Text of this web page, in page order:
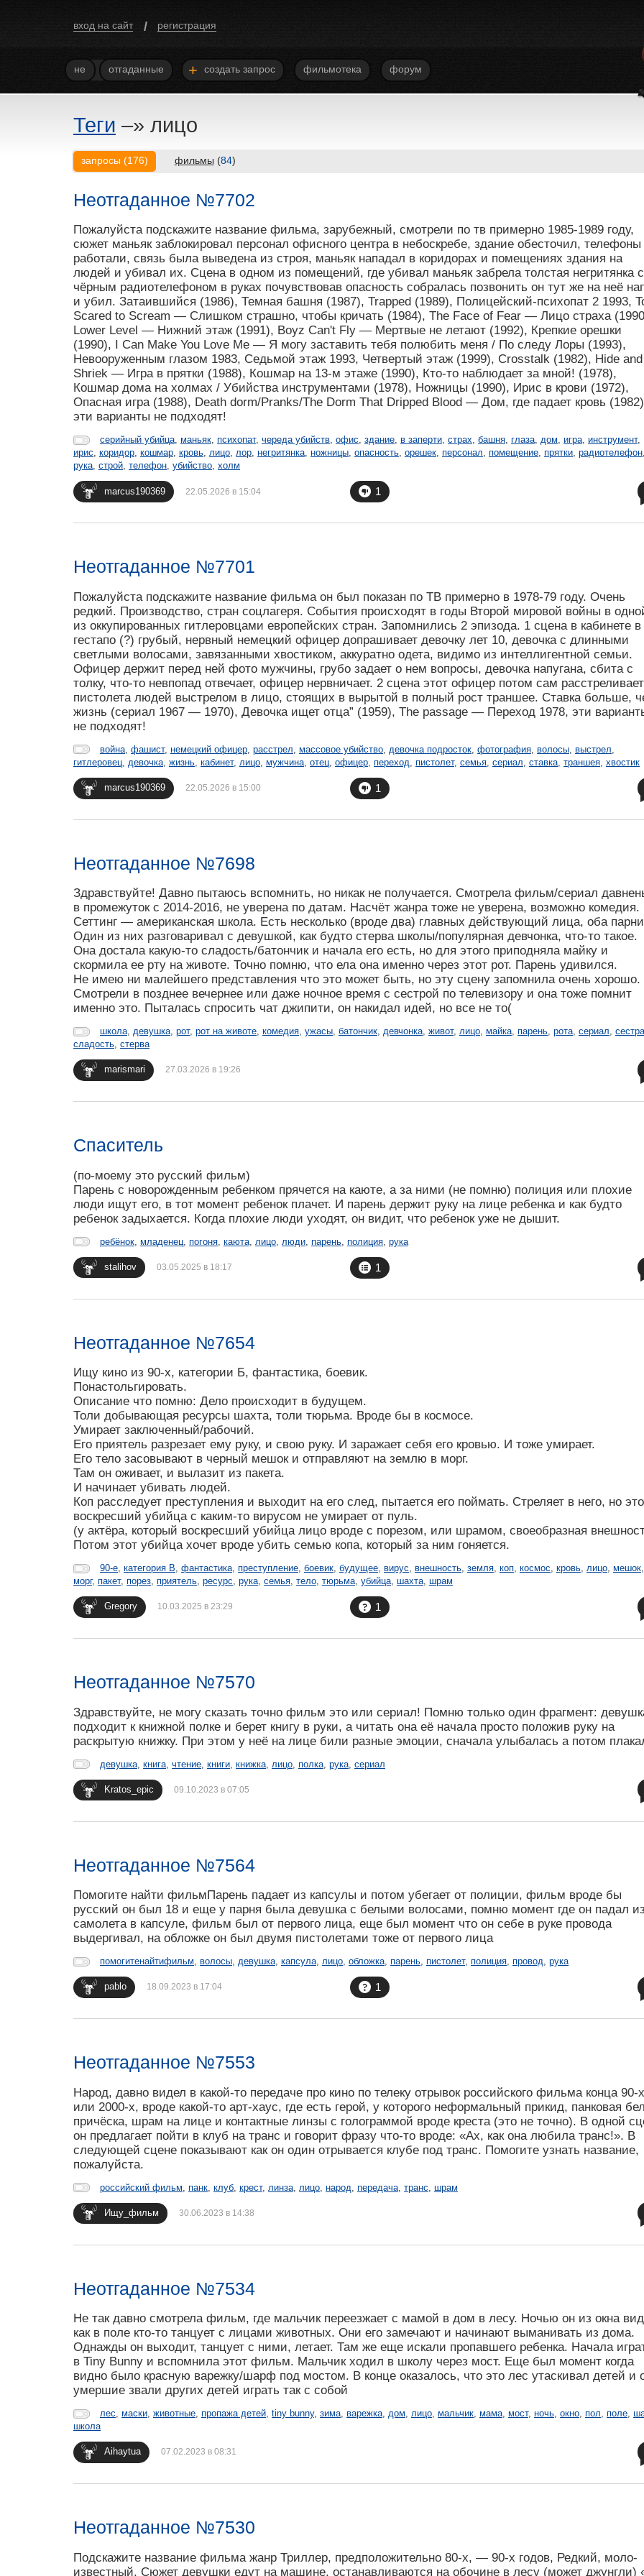
вход на сайт / регистрация
не отгаданные + создать запрос фильмотека форум
Теги –» лицо
запросы (176) фильмы (84)
Неотгаданное №7702
Пожалуйста подскажите название фильма, зарубежный, смотрели по тв примерно 1985-1989 году,
сюжет маньяк заблокировал персонал офисного центра в небоскребе, здание обесточил, телефоны
работали, связь была выведена из строя, маньяк нападал в коридорах и помещениях здания на
людей и убивал их. Сцена в одном из помещений, где убивал маньяк забрела толстая негритянка с
чёрным радиотелефоном в руках почувствовав опасность собралась позвонить он тут же на неё
и убил. Затаившийся (1986), Темная башня (1987), Trapped (1989), Полицейский-психопат 2 1993,
Scared to Scream — Слишком страшно, чтобы кричать (1984), The Face of Fear — Лицо страха
Lower Level — Нижний этаж (1991), Boyz Can't Fly — Мертвые не летают (1992), Крепкие орешки
(1990), I Can Make You Love Me — Я могу заставить тебя полюбить меня / По следу Лоры (1993),
Невооруженным глазом 1983, Седьмой этаж 1993, Четвертый этаж (1999), Crosstalk (1982), Hide
Shriek — Игра в прятки (1988), Кошмар на 13-м этаже (1990), Кто-то наблюдает за мной! (1978),
Кошмар дома на холмах / Убийства инструментами (1978), Ножницы (1990), Ирис в крови (1972),
Опасная игра (1988), Death dorm/Pranks/The Dorm That Dripped Blood — Дом, где падает кровь (1982)
эти варианты не подходят!
серийный убийца, маньяк, психопат, череда убийств, офис, здание, в заперти, страх, башня, глаза, дом, игра, инструмент,
ирис, коридор, кошмар, кровь, лицо, лор, негритянка, ножницы, опасность, орешек, персонал, помещение, прятки, радиотелефон,
рука, строй, телефон, убийство, холм
marcus190369 22.05.2026 в 15:04 1
Неотгаданное №7701
Пожалуйста подскажите название фильма он был показан по ТВ примерно в 1978-79 году. Очень
редкий. Производство, стран соцлагеря. События происходят в годы Второй мировой войны в
из оккупированных гитлеровцами европейских стран. Запомнились 2 эпизода. 1 сцена в кабинете в
гестапо (?) грубый, нервный немецкий офицер допрашивает девочку лет 10, девочка с длинными
светлыми волосами, завязанными хвостиком, аккуратно одета, видимо из интеллигентной семьи.
Офицер держит перед ней фото мужчины, грубо задает о нем вопросы, девочка напугана, сбита с
толку, что-то невпопад отвечает, офицер нервничает. 2 сцена этот офицер потом сам
пистолета людей выстрелом в лицо, стоящих в вырытой в полный рост траншее. Ставка больше,
жизнь (сериал 1967 — 1970), Девочка ищет отца” (1959), The passage — Переход 1978, эти
не подходят!
война фашист, немецкий офицер расстрел массовое убийство девочка подросток фотография волосы выстрел
гитлеровец девочка жизнь кабинет, лицо мужчина отец офицер переход пистолет, семья сериал ставка траншея хвостик
marcus190369 22.05.2026 в 15:00 1
Неотгаданное №7698
Здравствуйте! Давно пытаюсь вспомнить, но никак не получается. Смотрела фильм/сериал
в промежуток с 2014-2016, не уверена по датам. Насчёт жанра тоже не уверена, возможно комедия.
Сеттинг — американская школа. Есть несколько (вроде два) главных действующий лица, оба
Один из них разговаривал с девушкой, как будто стерва школы/популярная девчонка, что-то такое.
Она достала какую-то сладость/батончик и начала его есть, но для этого приподняла майку и
скормила ее рту на животе. Точно помню, что ела она именно через этот рот. Парень удивился.
Не имею ни малейшего представления что это может быть, но эту сцену запомнила очень хорошо.
Смотрели в позднее вечернее или даже ночное время с сестрой по телевизору и она тоже помнит
именно это. Пыталась спросить чат джипити, он накидал идей, но все не то(
школа, девушка, рот, рот на животе, комедия, ужасы, батончик, девчонка, живот, лицо, майка, парень, рота, сериал, сестра
сладость, стерва
marismari 27.03.2026 в 19:26
Спаситель
(по-моему это русский фильм)
Парень с новорожденным ребенком прячется на каюте, а за ними (не помню) полиция или плохие
люди ищут его, в тот момент ребенок плачет. И парень держит руку на лице ребенка и как будто
ребенок задыхается. Когда плохие люди уходят, он видит, что ребенок уже не дышит.
ребёнок младенец погоня каюта лицо люди парень полиция рука
stalihov 03.05.2025 в 18:17 1
Неотгаданное №7654
Ищу кино из 90-х, категории Б, фантастика, боевик.
Понастольгировать.
Описание что помню: Дело происходит в будущем.
Толи добывающая ресурсы шахта, толи тюрьма. Вроде бы в космосе.
Умирает заключенный/рабочий.
Его приятель разрезает ему руку, и свою руку. И заражает себя его кровью. И тоже умирает.
Его тело засовывают в черный мешок и отправляют на землю в морг.
Там он оживает, и вылазит из пакета.
И начинает убивать людей.
Коп расследует преступления и выходит на его след, пытается его поймать. Стреляет в него, но
воскресший убийца с каким-то вирусом не умирает от пуль.
(у актёра, который воскресший убийца лицо вроде с порезом, или шрамом, своеобразная
Потом этот убийца хочет вроде убить семью копа, который за ним гоняется.
90-е, категория В, фантастика, преступление, боевик, будущее, вирус, внешность, земля, коп, космос, кровь, лицо, мешок,
морг, пакет, порез, приятель, ресурс, рука, семья, тело, тюрьма, убийца, шахта, шрам
Gregory 10.03.2025 в 23:29 1
Неотгаданное №7570
Здравствуйте, не могу сказать точно фильм это или сериал! Помню только один фрагмент:
подходит к книжной полке и берет книгу в руки, а читать она её начала просто положив руку на
раскрытую книжку. При этом у неё на лице били разные эмоции, сначала улыбалась а потом
девушка книга чтение книги книжка лицо полка рука сериал
Kratos_epic 09.10.2023 в 07:05
Неотгаданное №7564
Помогите найти фильмПарень падает из капсулы и потом убегает от полиции, фильм вроде бы
русский он был 18 и еще у парня была девушка с белыми волосами, помню момент где он падал из
самолета в капсуле, фильм был от первого лица, еще был момент что он себе в руке провода
выдергивал, на обложке он был двумя пистолетами тоже от первого лица
помогитенайтифильм, волосы, девушка, капсула, лицо, обложка, парень, пистолет, полиция, провод, рука
pablo 18.09.2023 в 17:04 1
Неотгаданное №7553
Народ, давно видел в какой-то передаче про кино по телеку отрывок российского фильма конца 90-х
или 2000-х, вроде какой-то арт-хаус, где есть герой, у которого неформальный прикид, панковая
причёска, шрам на лице и контактные линзы с голограммой вроде креста (это не точно). В одной
он предлагает пойти в клуб на транс и говорит фразу что-то вроде: «Ах, как она любила транс!». В
следующей сцене показывают как он один отрывается клубе под транс. Помогите узнать название,
пожалуйста.
российский фильм панк клуб крест, линза лицо народ передача транс шрам
Ищу_фильм 30.06.2023 в 14:38
Неотгаданное №7534
Не так давно смотрела фильм, где мальчик переезжает с мамой в дом в лесу. Ночью он из окна
как в поле кто-то танцует с лицами животных. Они его замечают и начинают выманивать из дома.
Однажды он выходит, танцует с ними, летает. Там же еще искали пропавшего ребенка. Начала
в Tiny Bunny и вспомнила этот фильм. Мальчик ходил в школу через мост. Еще был момент когда
видно было красную варежку/шарф под мостом. В конце оказалось, что это лес утаскивал детей и
умершие звали других детей играть так с собой
лес, маски, животные, пропажа детей, tiny bunny, зима, варежка, дом, лицо, мальчик, мама, мост, ночь, окно, пол, поле,
школа
Aihaytua 07.02.2023 в 08:31
Неотгаданное №7530
Подскажите название фильма жанр Триллер, предположительно 80-х, — 90-х годов, Редкий, моло-
известный, Сюжет девушки едут на машине, останавливаются на обочине в лесу (может джунгли)